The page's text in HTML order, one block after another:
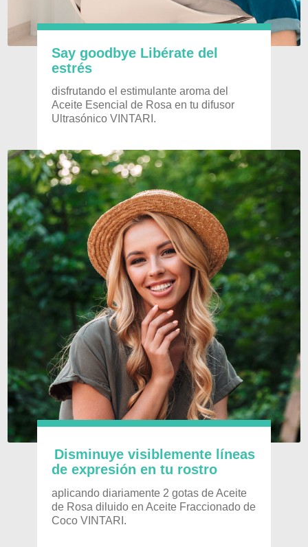
Say goodbye Libérate del
estrés
disfrutando el estimulante aroma del
Aceite Esencial de Rosa en tu difusor
Ultrasónico VINTARI.
Disminuye visiblemente líneas
de expresión en tu rostro
aplicando diariamente 2 gotas de Aceite
de Rosa diluido en Aceite Fraccionado de
Coco VINTARI.